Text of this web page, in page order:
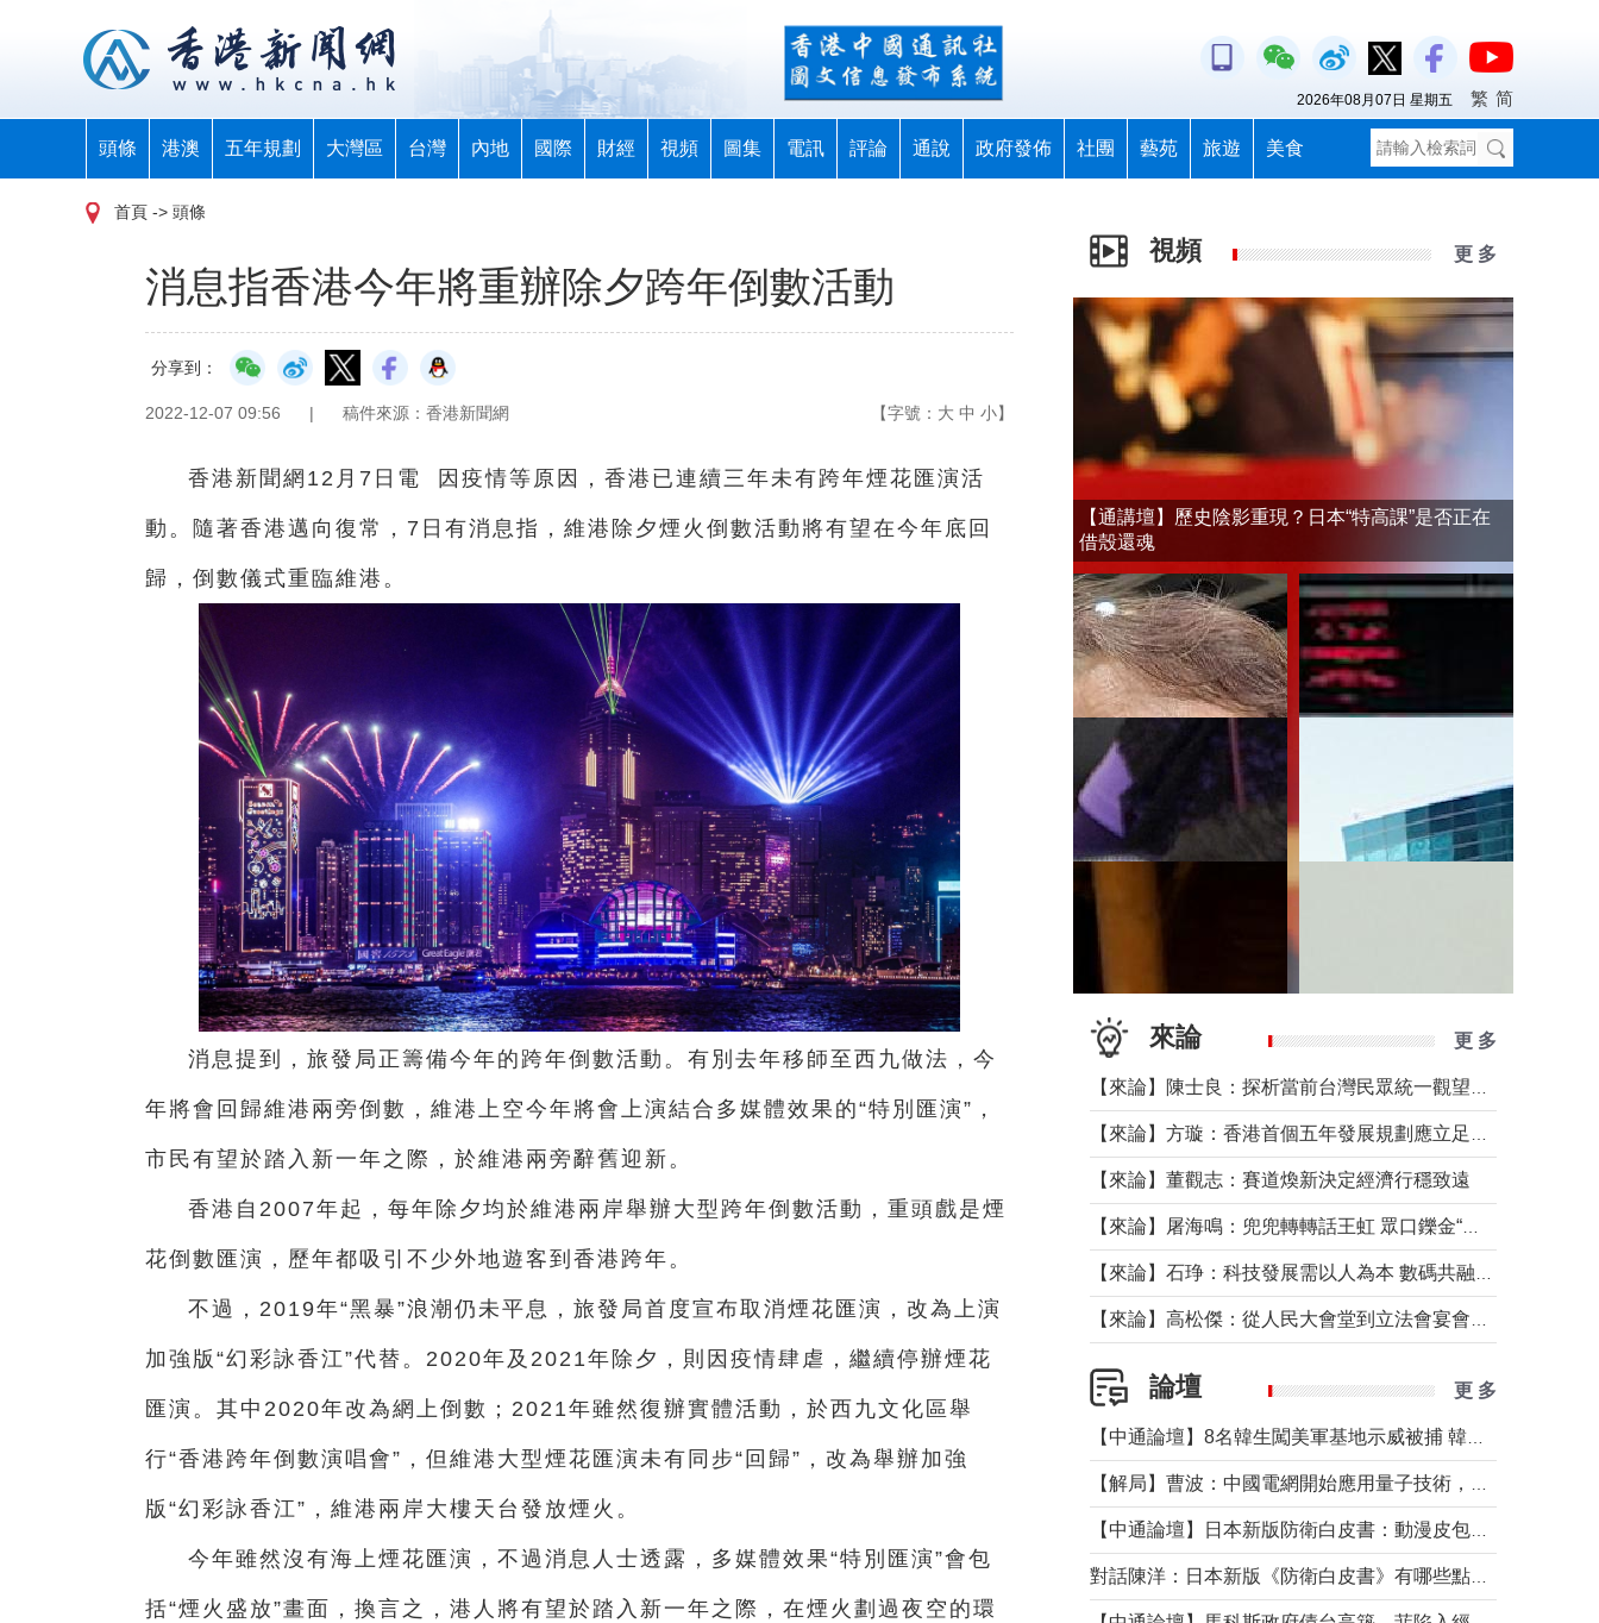
頭條 港澳 五年規劃 大灣區 台灣 內地 國際 財經 視頻 圖集 電訊 評論 通說 政府發佈 社團 藝苑 旅遊 美食
2026年08月07日 星期五 繁 简
首頁 -> 頭條
消息指香港今年將重辦除夕跨年倒數活動
分享到：
2022-12-07 09:56 | 稿件來源：香港新聞網 【字號： 大 中 小】
香港新聞網12月7日電 因疫情等原因，香港已連續三年未有跨年煙花匯演活
動。隨著香港邁向復常，7日有消息指，維港除夕煙火倒數活動將有望在今年底回
歸，倒數儀式重臨維港。
消息提到，旅發局正籌備今年的跨年倒數活動。有別去年移師至西九做法，今
年將會回歸維港兩旁倒數，維港上空今年將會上演結合多媒體效果的“特別匯演”，
市民有望於踏入新一年之際，於維港兩旁辭舊迎新。
香港自2007年起，每年除夕均於維港兩岸舉辦大型跨年倒數活動，重頭戲是煙
花倒數匯演，歷年都吸引不少外地遊客到香港跨年。
不過，2019年“黑暴”浪潮仍未平息，旅發局首度宣布取消煙花匯演，改為上演
加強版“幻彩詠香江”代替。 2020年及2021年除夕，則因疫情肆虐，繼續停辦煙花
匯演。其中2020年改為網上倒數；2021年雖然復辦實體活動，於西九文化區舉
行“香港跨年倒數演唱會”，但維港大型煙花匯演未有同步“回歸”，改為舉辦加強
版“幻彩詠香江”，維港兩岸大樓天台發放煙火。
今年雖然沒有海上煙花匯演，不過消息人士透露，多媒體效果“特別匯演”會包
括“煙火盛放”畫面，換言之，港人將有望於踏入新一年之際，在煙火劃過夜空的環
視頻 更 多
【通講壇】歷史陰影重現？日本“特高課”是否正在
借殼還魂
來論 更 多
【來論】董觀志：賽道煥新決定經濟行穩致遠
論壇 更 多